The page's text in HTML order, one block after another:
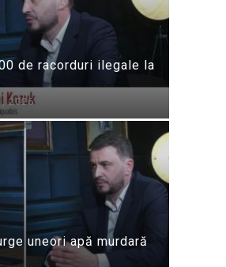
de racorduri ilegale la
2026
uneori apă murdară